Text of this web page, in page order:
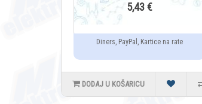
5,43 €
Diners, PayPal, Kartice na rate
DODAJ U KOŠARICU